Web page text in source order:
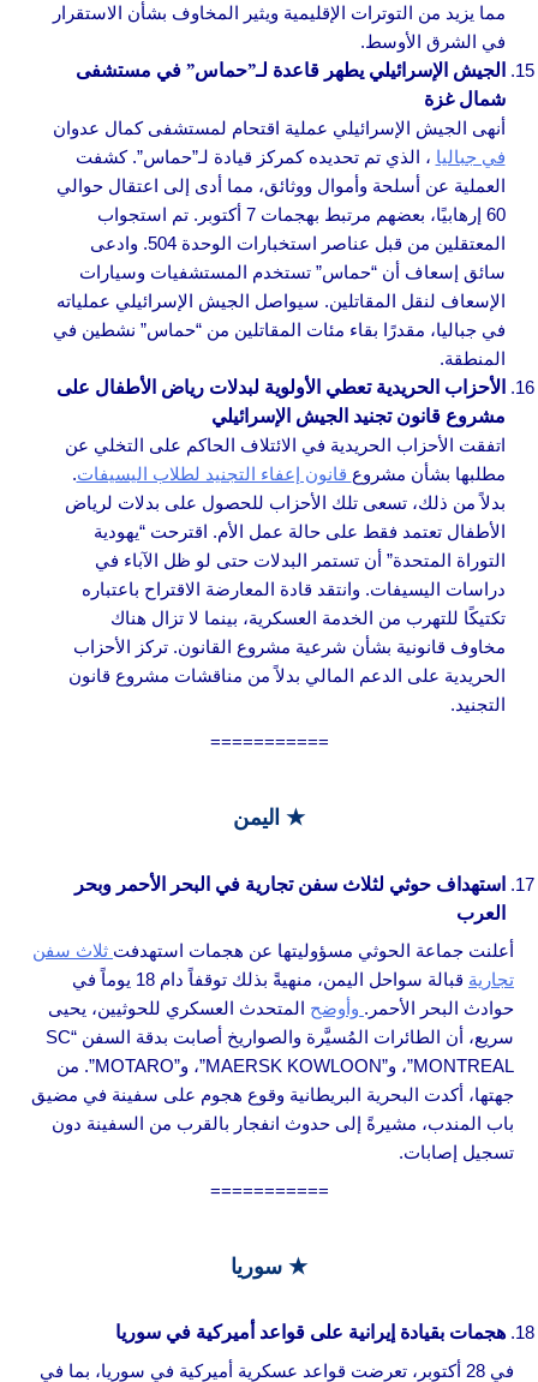
مما يزيد من التوترات الإقليمية ويثير المخاوف بشأن الاستقرار
في الشرق الأوسط.
الجيش الإسرائيلي يطهر قاعدة لـ”حماس” في مستشفى
شمال غزة
أنهى الجيش الإسرائيلي عملية اقتحام لمستشفى كمال عدوان
في جباليا ، الذي تم تحديده كمركز قيادة لـ”حماس”. كشفت
العملية عن أسلحة وأموال ووثائق، مما أدى إلى اعتقال حوالي
60 إرهابيًا، بعضهم مرتبط بهجمات 7 أكتوبر. تم استجواب
المعتقلين من قبل عناصر استخبارات الوحدة 504. وادعى
سائق إسعاف أن “حماس” تستخدم المستشفيات وسيارات
الإسعاف لنقل المقاتلين. سيواصل الجيش الإسرائيلي عملياته
في جباليا، مقدرًا بقاء مئات المقاتلين من “حماس” نشطين في
المنطقة.
الأحزاب الحريدية تعطي الأولوية لبدلات رياض الأطفال على
مشروع قانون تجنيد الجيش الإسرائيلي
اتفقت الأحزاب الحريدية في الائتلاف الحاكم على التخلي عن
مطلبها بشأن مشروع قانون إعفاء التجنيد لطلاب اليسيفات.
بدلاً من ذلك، تسعى تلك الأحزاب للحصول على بدلات لرياض
الأطفال تعتمد فقط على حالة عمل الأم. اقترحت “يهودية
التوراة المتحدة” أن تستمر البدلات حتى لو ظل الآباء في
دراسات اليسيفات. وانتقد قادة المعارضة الاقتراح باعتباره
تكتيكًا للتهرب من الخدمة العسكرية، بينما لا تزال هناك
مخاوف قانونية بشأن شرعية مشروع القانون. تركز الأحزاب
الحريدية على الدعم المالي بدلاً من مناقشات مشروع قانون
التجنيد.
===========
★ اليمن
استهداف حوثي لثلاث سفن تجارية في البحر الأحمر وبحر
العرب
أعلنت جماعة الحوثي مسؤوليتها عن هجمات استهدفت ثلاث سفن
تجارية
قبالة سواحل اليمن، منهيةً بذلك توقفاً دام 18 يوماً في
حوادث البحر الأحمر. وأوضح المتحدث العسكري للحوثيين، يحيى
سريع، أن الطائرات المُسيَّرة والصواريخ أصابت بدقة السفن “SC
MONTREAL”، و”MAERSK KOWLOON”، و”MOTARO”. من
جهتها، أكدت البحرية البريطانية وقوع هجوم على سفينة في مضيق
باب المندب، مشيرةً إلى حدوث انفجار بالقرب من السفينة دون
تسجيل إصابات.
===========
★ سوريا
هجمات بقيادة إيرانية على قواعد أميركية في سوريا
في 28 أكتوبر، تعرضت قواعد عسكرية أميركية في سوريا، بما في